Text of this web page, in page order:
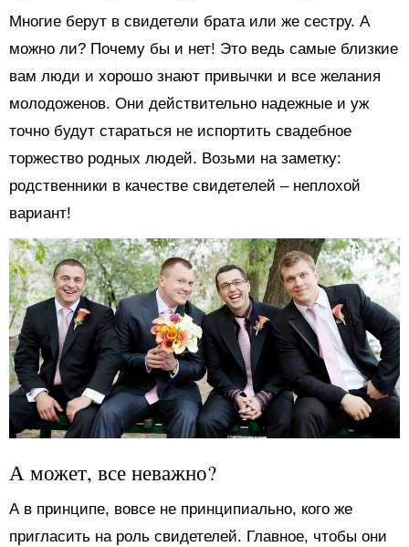
Многие берут в свидетели брата или же сестру. А
можно ли? Почему бы и нет! Это ведь самые близкие
вам люди и хорошо знают привычки и все желания
молодоженов. Они действительно надежные и уж
точно будут стараться не испортить свадебное
торжество родных людей. Возьми на заметку:
родственники в качестве свидетелей – неплохой
вариант!
А может, все неважно?
А в принципе, вовсе не принципиально, кого же
пригласить на роль свидетелей. Главное, чтобы они